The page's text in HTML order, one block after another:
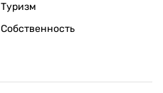
Туризм
Собственность